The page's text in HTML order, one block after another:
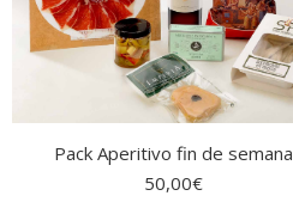
Pack Aperitivo fin de semana
50,00€